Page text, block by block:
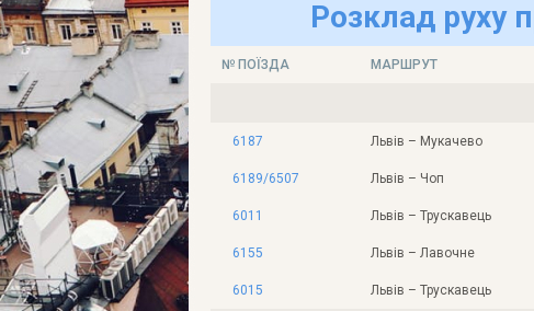
Розклад руху
№ ПОЇЗДА МАРШРУТ
6187 Львів – Мукачево
6189/6507 Львів – Чоп
6011 Львів – Трускавець
6155 Львів – Лавочне
6015 Львів – Трускавець